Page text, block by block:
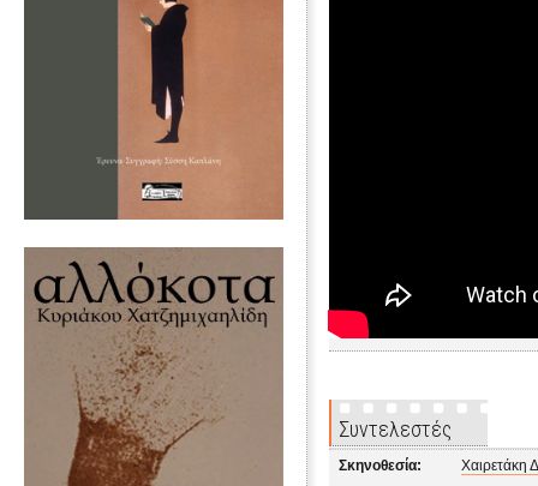
Συντελεστές
Σκηνοθεσία: Χαιρετάκη